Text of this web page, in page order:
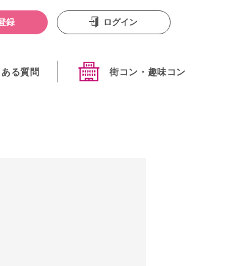
る質問 街コン・趣味コン
録 ログイン